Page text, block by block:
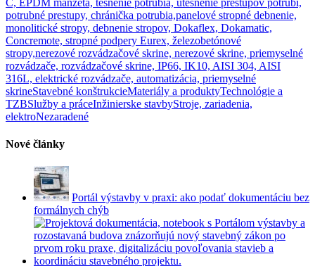
C, EPDM manžeta, tesnenie potrubia, utesnenie prestupov potrubí,
potrubné prestupy, chránička potrubia,panelové stropné debnenie,
monolitické stropy, debnenie stropov, Dokaflex, Dokamatic,
Concremote, stropné podpery Eurex, železobetónové
stropy,nerezové rozvádzačové skrine, nerezové skrine, priemyselné
rozvádzače, rozvádzačové skrine, IP66, IK10, AISI 304, AISI
316L, elektrické rozvádzače, automatizácia, priemyselné
skrineStavebné konštrukcieMateriály a produktyTechnológie a
TZBSlužby a práceInžinierske stavbyStroje, zariadenia,
elektroNezaradené
Nové články
Portál výstavby v praxi: ako podať dokumentáciu bez
formálnych chýb